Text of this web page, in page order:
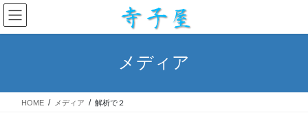
コ
ン
テ
ス
ナ
ビ
ゲ
ン
メディア
HOME メディア 解析で２